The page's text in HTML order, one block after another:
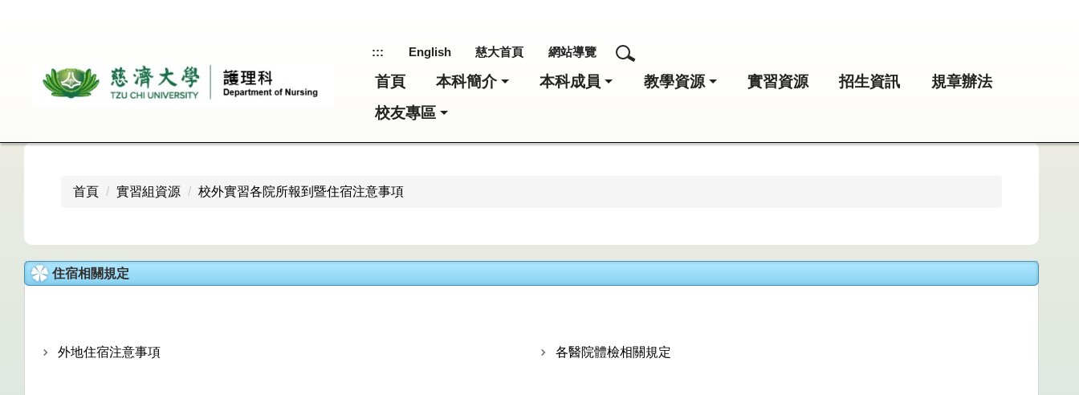
::: English 慈大首頁 網站導覽
首頁 本科簡介 本科成員 教學資源 實習資源 招生資訊
規章辦法
校友專區
首頁 實習組資源 校外實習各院所報到暨住宿注意事項
住宿相關規定
外地住宿注意事項 各醫院體檢相關規定